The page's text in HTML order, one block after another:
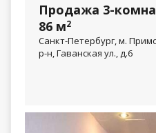
Продажа 3-
86 м2
Санкт-Петербург, м.
р-н, Гаванская ул., д.6